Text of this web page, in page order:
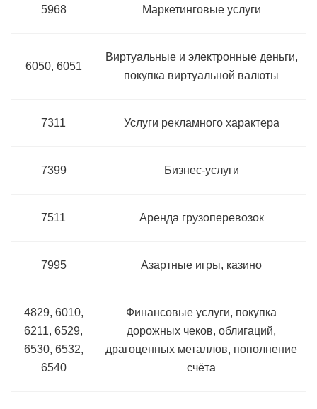
5968 Маркетинговые услуги
6050, 6051
Виртуальные и электронные деньги,
покупка виртуальной валюты
7311 Услуги рекламного характера
7399 Бизнес-услуги
7511 Аренда грузоперевозок
7995 Азартные игры, казино
4829, 6010,
6211, 6529,
6530, 6532,
6540
Финансовые услуги, покупка
дорожных чеков, облигаций,
драгоценных металлов, пополнение
счёта